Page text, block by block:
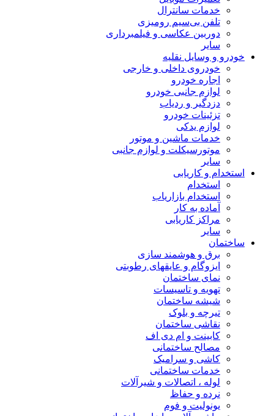
خدمات سانترال
تلفن بی‌سیم رومیزی
دوربین عکاسی و فیلمبرداری
سایر
خودرو و وسایل نقلیه
خودروی داخلی و خارجی
اجاره خودرو
لوازم جانبی خودرو
دزدگیر و ردیاب
تزئینات خودرو
لوازم یدکی
خدمات ماشین و موتور
موتورسیکلت و لوازم جانبی
سایر
استخدام و کاریابی
استخدام
استخدام بازاریاب
آماده به کار
مراکز کاریابی
سایر
ساختمان
برق و هوشمند سازی
ایزوگام و عایقهای رطوبتی
نمای ساختمان
تهویه و تاسیسات
شیشه ساختمان
تیرچه و بلوک
نقاشی ساختمان
کابینت و ام دی اف
مصالح ساختمانی
کاشی و سرامیک
خدمات ساختمانی
لوله ، اتصالات و شیرآلات
نرده و حفاظ
یونولیت و فوم